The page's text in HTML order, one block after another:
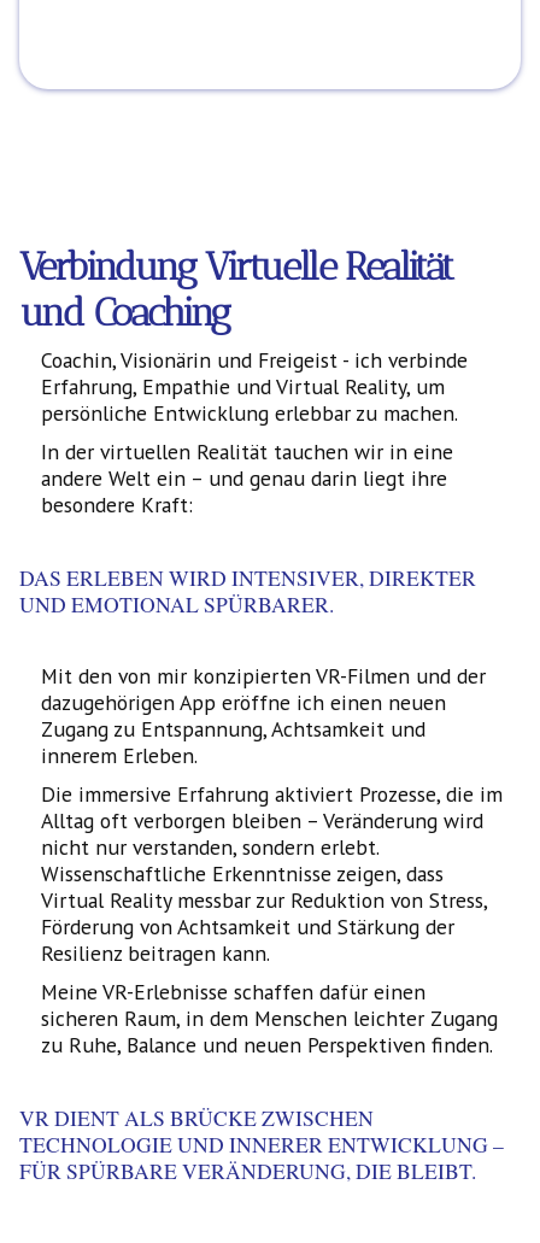
Verbindung Virtuelle Realität
und Coaching
Coachin, Visionärin und Freigeist - ich verbinde
Erfahrung, Empathie und Virtual Reality, um
persönliche Entwicklung erlebbar zu machen.
In der virtuellen Realität tauchen wir in eine
andere Welt ein – und genau darin liegt ihre
besondere Kraft:
DAS ERLEBEN WIRD INTENSIVER, DIREKTER
UND EMOTIONAL SPÜRBARER.
Mit den von mir konzipierten VR-Filmen und der
dazugehörigen App eröffne ich einen neuen
Zugang zu Entspannung, Achtsamkeit und
innerem Erleben.
Die immersive Erfahrung aktiviert Prozesse, die im
Alltag oft verborgen bleiben – Veränderung wird
nicht nur verstanden, sondern erlebt.
Wissenschaftliche Erkenntnisse zeigen, dass
Virtual Reality messbar zur Reduktion von Stress,
Förderung von Achtsamkeit und Stärkung der
Resilienz beitragen kann.
Meine VR-Erlebnisse schaffen dafür einen
sicheren Raum, in dem Menschen leichter Zugang
zu Ruhe, Balance und neuen Perspektiven finden.
VR DIENT ALS BRÜCKE ZWISCHEN
TECHNOLOGIE UND INNERER ENTWICKLUNG –
FÜR SPÜRBARE VERÄNDERUNG, DIE BLEIBT.